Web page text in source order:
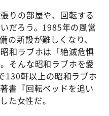
りの部屋や、回転する
だろう。1985年の風営
の新設が難しくなり、
和ラブホは「絶滅危惧
そんな昭和ラブホを愛
130軒以上の昭和ラブホ
書『回転ベッドを追い
た女性だ。